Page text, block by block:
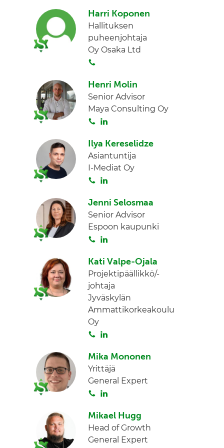
n
i
t
a
n
k
e
d
Harri Koponen
Hallituksen
puheenjohtaja
Oy Osaka Ltd
i
t
a
Henri Molin
Senior Advisor
Maya Consulting Oy
S
i
t
a
n
k
e
n
Ilya Kereselidze
Asiantuntija
I-Mediat Oy
S
i
t
a
n
k
e
n
Jenni Selosmaa
Senior Advisor
Espoon kaupunki
S
i
t
a
n
k
e
d
I
Kati Valpe-Ojala
Projektipäällikkö/-
johtaja
Jyväskylän
Ammattikorkeakoulu
Oy
S
i
t
a
n
k
e
n
Mika Mononen
Yrittäjä
General Expert
S
i
t
a
n
k
e
Mikael Hugg
Head of Growth
General Expert